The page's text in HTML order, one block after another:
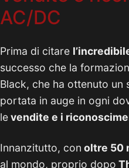
AC/DC
Prima di citare
successo che la
Black, che ha ottenuto
portata in auge in ogni
levendite e i
Innanzitutto, con oltre 50
al mondo, proprio dopo